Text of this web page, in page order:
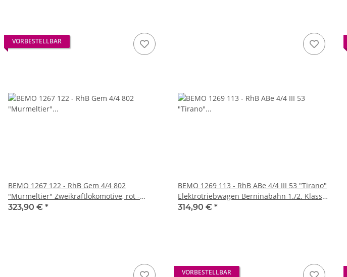
VORBESTELLBAR
BEMO 1267 122 - RhB Gem 4/4 802
"Murmeltier" Zweikraftlokomotive, rot -
modernisiert
323,90 € *
BEMO 1269 113 - RhB ABe 4/4 III 53 "Tirano"
Elektrotriebwagen Berninabahn 1./2. Klasse,
neurot
314,90 € *
VORBESTELLBAR